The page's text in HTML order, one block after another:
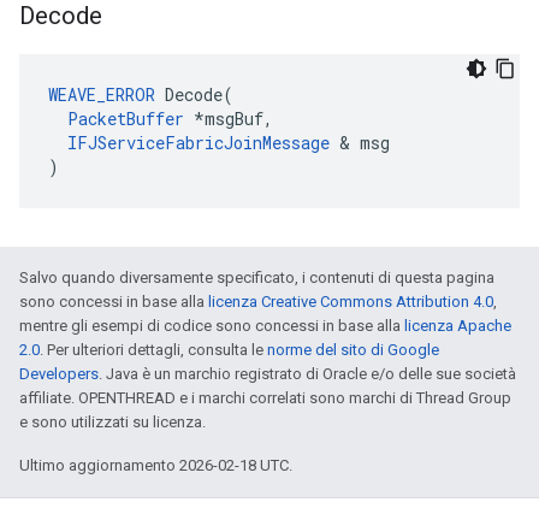
Decode
WEAVE_ERROR Decode(
PacketBuffer *msgBuf,
IFJServiceFabricJoinMessage & msg
)
Salvo quando diversamente specificato, i contenuti di questa pagina
sono concessi in base alla licenza Creative Commons Attribution 4.0,
mentre gli esempi di codice sono concessi in base alla licenza Apache
2.0. Per ulteriori dettagli, consulta le norme del sito di Google
Developers. Java è un marchio registrato di Oracle e/o delle sue società
affiliate. OPENTHREAD e i marchi correlati sono marchi di Thread Group
e sono utilizzati su licenza.
Ultimo aggiornamento 2026-02-18 UTC.